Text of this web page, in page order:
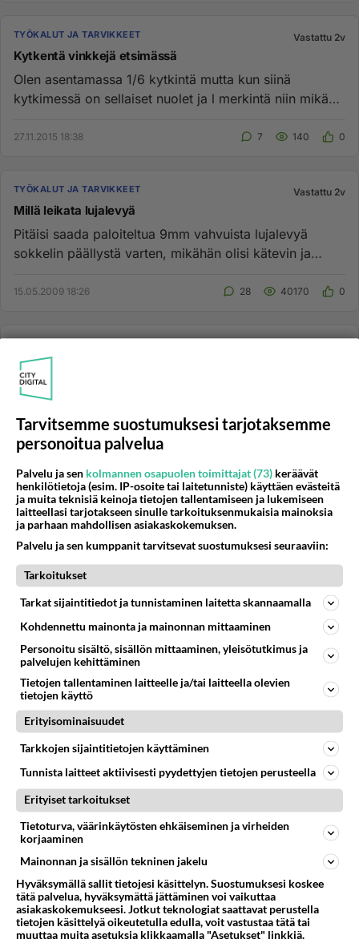
TYÖKALUT JA TARVIKKEET Vastattu 2v
Kytkentä vinkkejä etsimässä
Olen asentamassa 1/6 kytkintä mutta kun siinä
kytkimessä on sellaiset nuolet ja l merkintä niin mikä
27.11.2015 18:38 7 140 0
TYÖKALUT JA TARVIKKEET Vastattu 2v
Millä leikata lujalevyä
Pitäisi saada paloiteltua 9mm vahvuista lujalevyä
sokkelin päällystä varten, mikähän olisi kätevin ja
15.05.2009 18:26 28 40170 0
Kokemuksia boschin akkukoneista????
Elikkä ostin vaihtelun vuoksi boschin GSR 12 VE-2
Eniten akut arvellut...
09.03.2006 15:54
TYÖKALUT JA TARVIKKEET Vastattu 2v
Valkoinen uretaanivaahto ?
Jollakin valmistajalla on valikoimissaan valkoista
uretaanivaahtoa. Onko kenelläkään tietoa mistä saa ja
kenen tuote ?...
18.06.2005 17:50 6 4568
TYÖKALUT JA TARVIKKEET Ei vastauksia
Työkaluvaunussa on hylsyjä ruostumattomassa
kiskossa, pysyy rivissä ja helppo että mukaan
työpöydälle, työkohteeseen. ...
10.12.2023 19:13
Tarvitsemme suostumuksesi tarjotaksemme
personoitua palvelua
Palvelu ja sen kolmannen osapuolen toimittajat (73) keräävät
henkilötietoja (esim. IP-osoite tai laitetunniste) käyttäen evästeitä
ja muita teknisiä keinoja tietojen tallentamiseen ja lukemiseen
laitteellasi tarjotakseen sinulle tarkoituksenmukaisia mainoksia
ja parhaan mahdollisen asiakaskokemuksen.
Palvelu ja sen kumppanit tarvitsevat suostumuksesi seuraaviin:
Tarkoitukset
Tarkat sijaintitiedot ja tunnistaminen laitetta skannaamalla
Kohdennettu mainonta ja mainonnan mittaaminen
Personoitu sisältö, sisällön mittaaminen, yleisötutkimus ja
palvelujen kehittäminen
Tietojen tallentaminen laitteelle ja/tai laitteella olevien
tietojen käyttö
Erityisominaisuudet
Tarkkojen sijaintitietojen käyttäminen
Tunnista laitteet aktiivisesti pyydettyjen tietojen perusteella
Erityiset tarkoitukset
Tietoturva, väärinkäytösten ehkäiseminen ja virheiden
korjaaminen
Mainonnan ja sisällön tekninen jakelu
Hyväksymällä sallit tietojesi käsittelyn. Suostumuksesi koskee
tätä palvelua, hyväksymättä jättäminen voi vaikuttaa
asiakaskokemukseesi. Jotkut teknologiat saattavat perustella
tietojen käsittelyä oikeutetulla edulla, voit vastustaa tätä tai
muuttaa muita asetuksia klikkaamalla "Asetukset" linkkiä.